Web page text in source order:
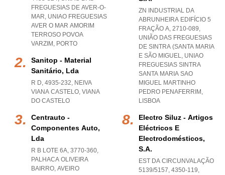
FREGUESIAS DE AVER-O-
MAR, UNIAO FREGUESIAS
AVER O MAR AMORIM
TERROSO POVOA
VARZIM , PORTO
Sanitop - Material
Sanitário, Lda
R D, 4935-232, NEIVA
VIANA CASTELO, VIANA
DO CASTELO
Centrauto -
Componentes Auto,
Lda
R B LOTE 6A, 3770-360,
PALHACA OLIVEIRA
BAIRRO, AVEIRO
ZN INDUSTRIAL DA
ABRUNHEIRA EDIFÍCIO 5
FRAÇÃO A, 2710-089,
UNIÃO DAS FREGUESIAS
DE SINTRA (SANTA MARIA
E SÃO MIGUEL, UNIAO
FREGUESIAS SINTRA
SANTA MARIA SAO
MIGUEL MARTINHO
PEDRO PENAFERRIM ,
LISBOA
Electro Siluz - Artigos
Eléctricos E
Electrodomésticos,
S.a.
EST DA CIRCUNVALAÇÃO
5139/5157, 4350-119,